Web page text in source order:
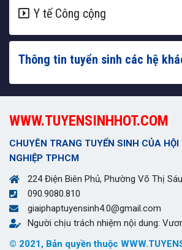
Y tế Công cộng
Thông tin tuyển sinh các hệ
WWW.TUYENSINHHOT.COM
CHUYÊN TRANG TUYỂN SINH CỦA HỘI
NGHIỆP TPHCM
224 Điện Biên Phủ, Phường Võ Thị
090.9080.810
giaiphaptuyensinh4.0@gmail.com
Người chịu trách nhiệm nội dung:
© 2021, Bản quyền thuộc